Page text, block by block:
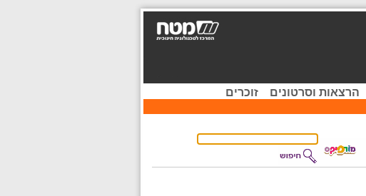
הרצאות וסרטונים זוכרים